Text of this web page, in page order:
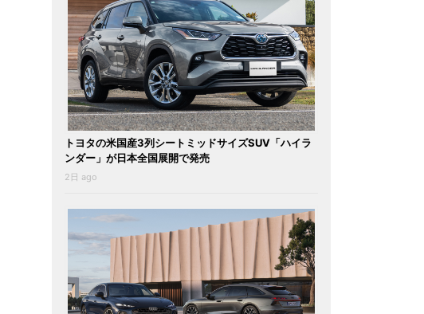
トヨタの米国産3列シートミッドサイズSUV「ハイラ
ンダー」が日本全国展開で発売
2日 ago